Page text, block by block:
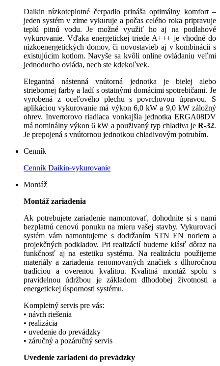
Daikin nízkoteplotné čerpadlo prináša optimálny komfort –
jeden systém v zime vykuruje a počas celého roka pripravuje
teplú pitnú vodu. Je možné využiť ho aj na podlahové
vykurovanie. Vďaka energetickej triede A+++ je vhodné do
nízkoenergetických domov, či novostavieb aj v kombinácii s
existujúcim kotlom. Navyše sa kvôli online ovládaniu veľmi
jednoducho ovláda, nech ste kdekoľvek.
Elegantná nástenná vnútorná jednotka je bielej alebo
striebornej farby a ladí s ostatnými domácimi spotrebičami. Je
vyrobená z oceľového plechu s povrchovou úpravou. S
aplikáciou vykurovanie má výkon 6,0 kW a 9,0 kW záložný
ohrev. Invertorovo riadiaca vonkajšia jednotka ERGA08DV
má nominálny výkon 6 kW a použivaný typ chladiva je R-32.
Je prepojená s vnútornou jednotkou chladivovým potrubím.
Cenník
Cenník Daikin-vykurovanie
Montáž
Montáž zariadenia
Ak potrebujete zariadenie namontovať, dohodnite si s nami
bezplatnú cenovú ponuku na mieru vašej stavby. Vykurovací
systém vám namontujeme s dodržaním STN EN noriem a
projekčných podkladov. Pri realizácií budeme klásť dôraz na
funkčnosť aj na estetiku systému. Na realizáciu použijeme
materiály a zariadenia renomovaných značiek s dlhoročnou
tradíciou a overenou kvalitou. Kvalitná montáž spolu s
pravidelnou údržbou je základom dlhodobej životnosti a
energetickej úspornosti systému.
Kompletný servis pre vás:
• návrh riešenia
• realizácia
• uvedenie do prevádzky
• záručný a pozáručný servis
Uvedenie zariadení do prevádzky